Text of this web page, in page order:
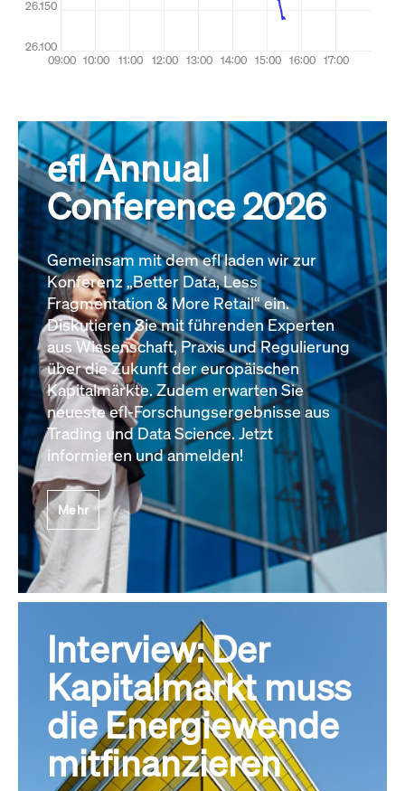
efl Annual
Conference 2026
Gemeinsam mit dem efl laden wir zur
Konferenz „Better Data, Less
Fragmentation & More Retail“ ein.
Diskutieren Sie mit führenden Experten
aus Wissenschaft, Praxis und Regulierung
über die Zukunft der europäischen
Kapitalmärkte. Zudem erwarten Sie
neueste efl-Forschungsergebnisse aus
Trading und Data Science. Jetzt
informieren und anmelden!
Mehr
Interview: Der
Kapitalmarkt muss
die Energiewende
mitfinanzieren